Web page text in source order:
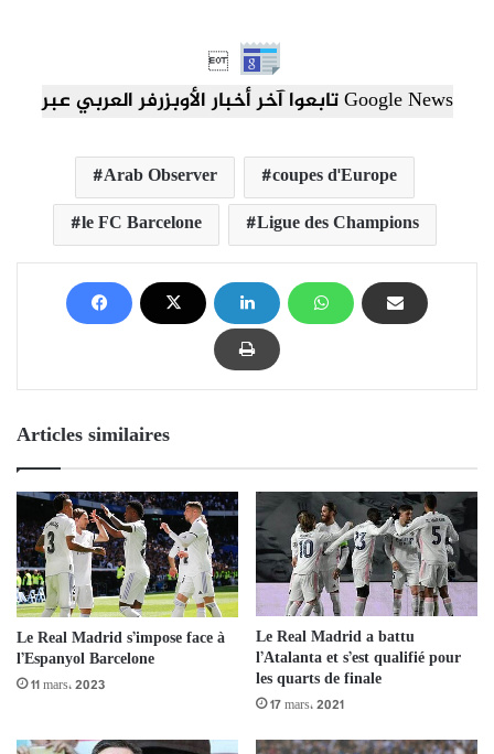

تابعوا آخر أخبار الأوبزرفر العربي عبر Google News
Arab Observer
coupes d'Europe
le FC Barcelone
Ligue des Champions
Articles similaires
Le Real Madrid s’impose face à
l’Espanyol Barcelone
11 mars، 2023
Le Real Madrid a battu
l’Atalanta et s’est qualifié pour
les quarts de finale
17 mars، 2021